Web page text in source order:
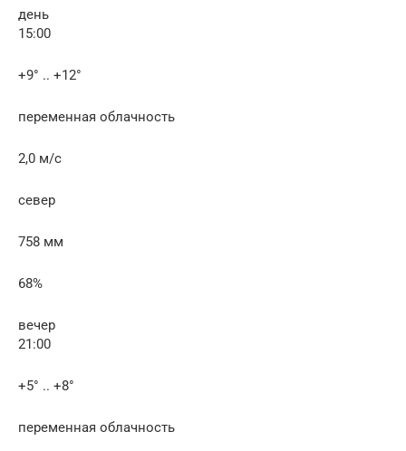
день
15:00
+9° .. +12°
переменная облачность
2,0 м/с
север
758 мм
68%
вечер
21:00
+5° .. +8°
переменная облачность